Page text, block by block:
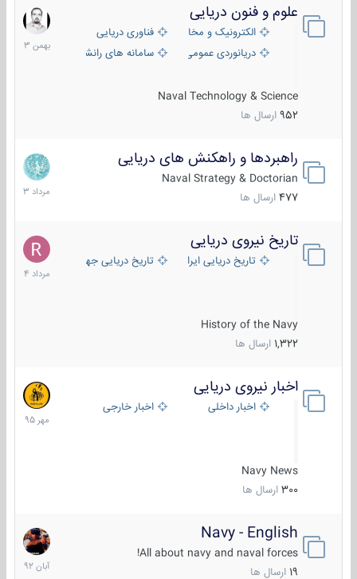
علوم و فنون دریایی
الکترونیک و مخابرات دریاییفناوری دریایی
دریانوردی عمومی
سامانه های رانشی دریایی
Naval Technology & Science
952 ارسال ها
6
بهمن
1403
راهبردها و راهکنش های دریایی
Naval Strategy & Doctorian
477 ارسال ها
2
مرداد
1403
تاریخ نیروی دریایی
تاریخ دریایی ایران تاریخ دریایی جهان
History of the Navy
1,322 ارسال ها
16
مرداد
1404
اخبار نیروی دریایی
اخبار داخلی اخبار خارجی
Navy News
300 ارسال ها
27
مهر
1395
Navy - English
All about navy and naval forces!
ارسال ها
22
آبان
1392